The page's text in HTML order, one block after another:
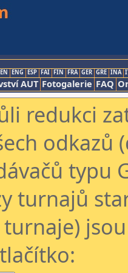
ENG ESP FAI FIN FRA GER GRE INA
AUT Fotogalerie FAQ
redukci
odkazů
typu
turnajů